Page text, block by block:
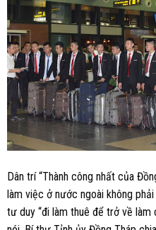
Dân trí “Thành công nhất của
làm việc ở nước ngoài không
tư duy “đi làm thuê để trở về